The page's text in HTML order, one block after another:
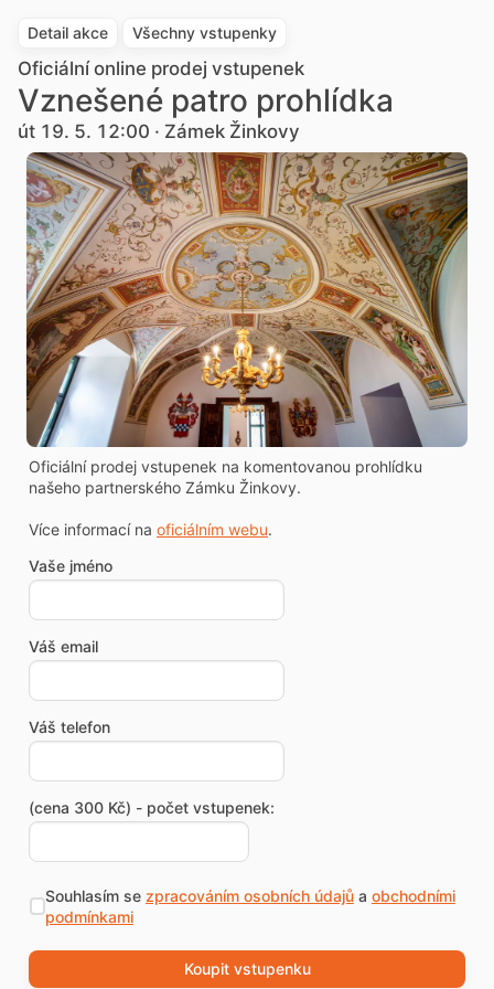
Detail akce Všechny vstupenky
Oficiální online prodej vstupenek
Vznešené patro prohlídka
út 19. 5. 12:00 · Zámek Žinkovy
Oficiální prodej vstupenek na komentovanou prohlídku
našeho partnerského Zámku Žinkovy.
Více informací na oficiálním webu.
Vaše jméno
Váš email
Váš telefon
(cena 300 Kč) - počet vstupenek:
Souhlasím se zpracováním osobních údajůa obchodními
podmínkami
Koupit vstupenku